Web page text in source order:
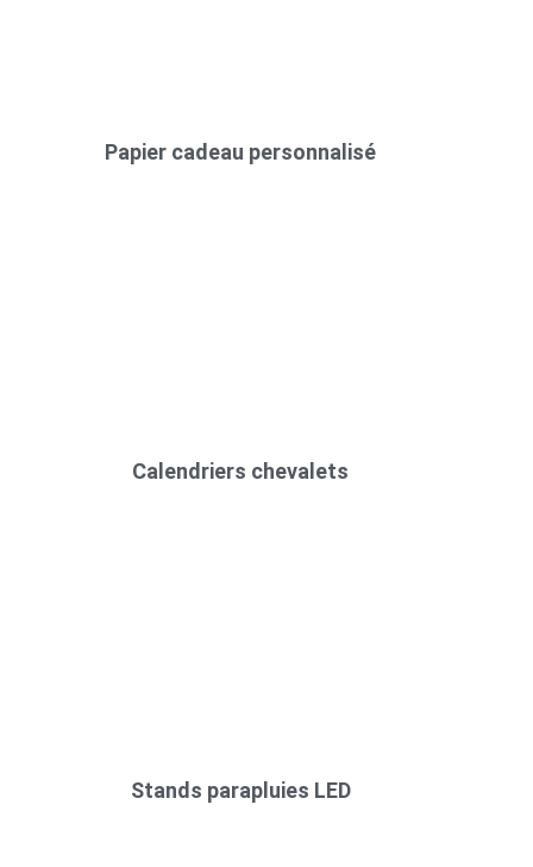
Papier cadeau personnalisé
Calendriers chevalets
Stands parapluies LED